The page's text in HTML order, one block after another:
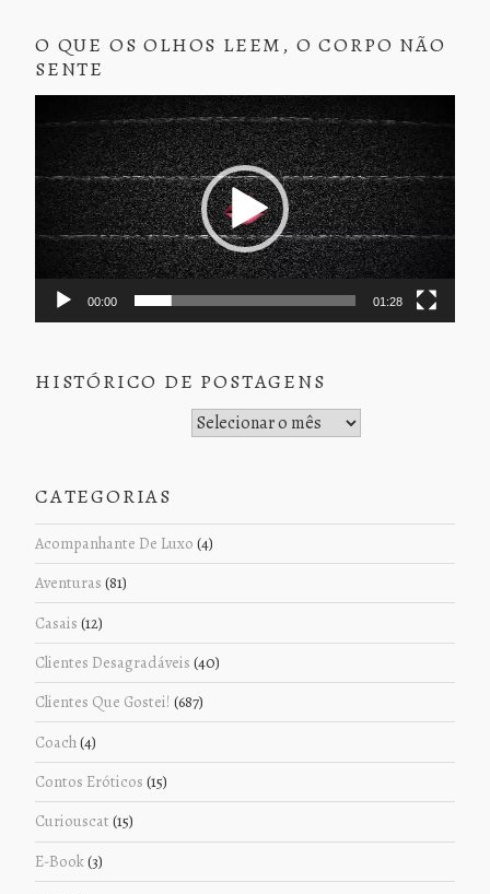
O QUE OS OLHOS LEEM, O CORPO NÃO
SENTE
de
vídeo
00:00 01:28
HISTÓRICO DE POSTAGENS
CATEGORIAS
Acompanhante De Luxo (4)
Aventuras (81)
Casais (12)
Clientes Desagradáveis (40)
Clientes Que Gostei! (687)
Coach(4)
Contos Eróticos (15)
Curiouscat (15)
E-Book(3)